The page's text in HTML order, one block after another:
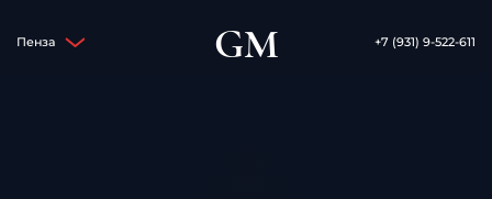
Пенза GM +7 (931) 9-522-611